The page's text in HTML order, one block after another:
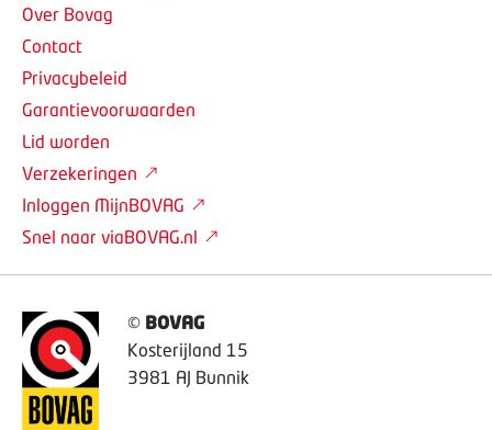
© BOVAG
Kosterijland 15
3981 AJ Bunnik
Over Bovag
Contact
Privacybeleid
Garantievoorwaarden
Lid worden
Verzekeringen
Inloggen MijnBOVAG
Snel naar viaBOVAG.nl